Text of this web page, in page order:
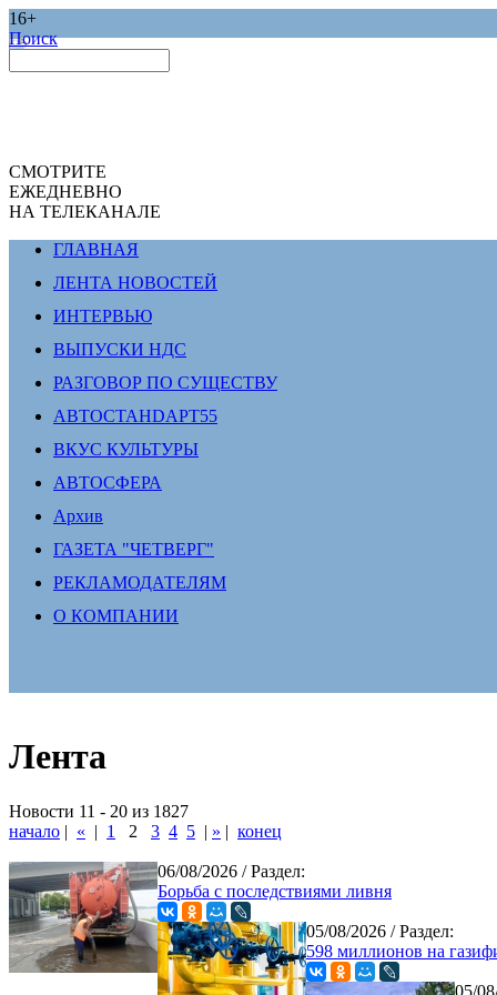
16+
Поиск
СМОТРИТЕ
ЕЖЕДНЕВНО
НА ТЕЛЕКАНАЛЕ
ГЛАВНАЯ
ЛЕНТА НОВОСТЕЙ
ИНТЕРВЬЮ
ВЫПУСКИ НДС
РАЗГОВОР ПО СУЩЕСТВУ
АВТОСТАНDАРТ55
ВКУС КУЛЬТУРЫ
АВТОСФЕРА
Архив
ГАЗЕТА "ЧЕТВЕРГ"
РЕКЛАМОДАТЕЛЯМ
О КОМПАНИИ
Лента
Новости 11 - 20 из 1827
начало | « | 1 2 3 4 5 | » | конец
06/08/2026 / Раздел:
Борьба с последствиями ливня
05/08/2026 / Раздел:
598 миллионов на
05/